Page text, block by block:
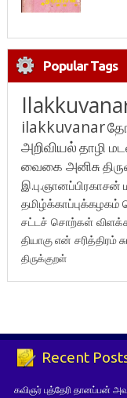
Popular Tags
ilakkuvanar
அறிவியல்தாழி
வைகை அனிசு
இ.பு.ஞானப்பிரகாசன்
தமிழ்க்காப்புக்கழகம்
சட்டச் சொற்கள்
தியாகுஎன் சரித்திரம்
திருக்குறள்
Recent
கவிஞர் புத்தேரி தானப்பன்